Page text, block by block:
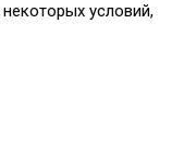
условий,